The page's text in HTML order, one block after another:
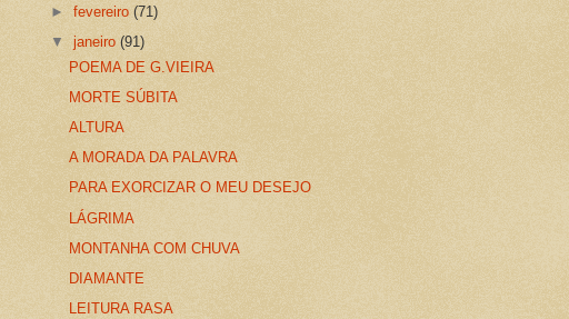
►fevereiro(71)
▼janeiro(91)
POEMA DE G.VIEIRA
MORTE SÚBITA
ALTURA
A MORADA DA PALAVRA
PARA EXORCIZAR O MEU DESEJO
LÁGRIMA
MONTANHA COM CHUVA
DIAMANTE
LEITURA RASA